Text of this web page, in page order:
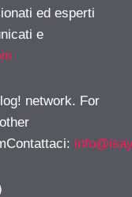
ed esperti
e
network. For
: